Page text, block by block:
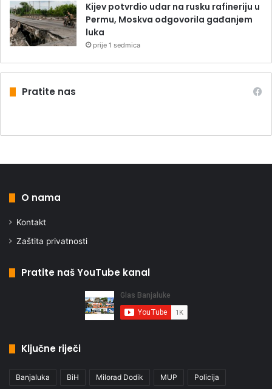
Kijev potvrdio udar na rusku rafineriju u
Permu, Moskva odgovorila gađanjem
luka
prije 1 sedmica
Pratite nas
O nama
Kontakt
Zaštita privatnosti
Pratite naš YouTube kanal
Ključne riječi
Banjaluka BiH Milorad Dodik MUP Policija